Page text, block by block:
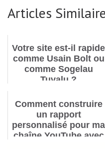
Articles
Votre site est-il rapide
comme Usain Bolt ou
comme Sogelau
Tuvalu ?
Comment construire
un rapport
personnalisé pour ma
chaîne YouTube avec